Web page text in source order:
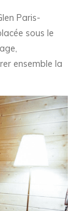
Paris-
sous le
ensemble la